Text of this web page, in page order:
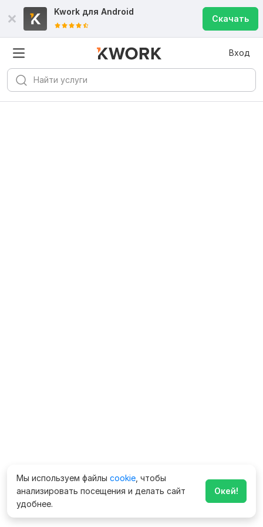
Kwork для Android
Скачать
Вход
Мы используем файлы cookie , чтобы
анализировать посещения и делать сайт
удобнее.
Окей!